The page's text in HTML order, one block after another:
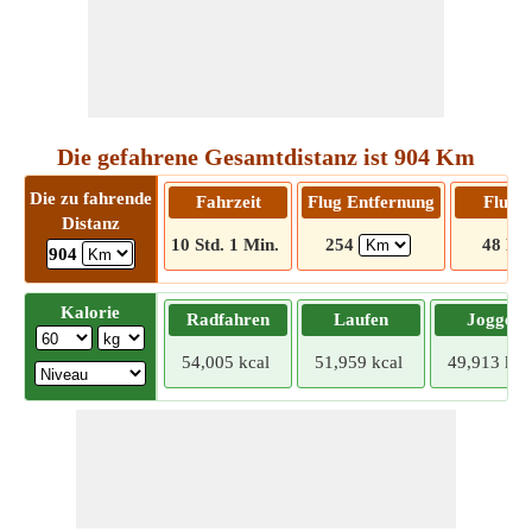
Die gefahrene Gesamtdistanz ist 904 Km
Die zu fahrende
Distanz
904
Fahrzeit
10 Std. 1 Min.
Flug Entfernung
254 48
Kalorie Radfahren
54,005 kcal
Laufen
51,959 kcal
Joggen
49,913